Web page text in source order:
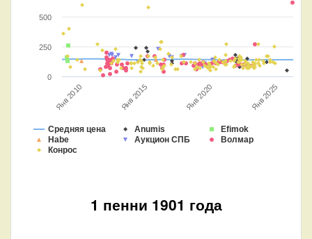
Средняя цена Anumis
Efimok
Habe
Аукцион СПБ
Волмар
Конрос
Янв 2010 Янв 2015 Янв 2020 Янв 2025
0
250
500
1 пенни 1901 года